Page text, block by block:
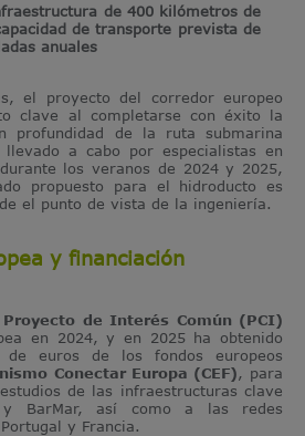
de 400 kilómetros de
de transporte prevista de
anuales
el proyecto del corredor europeo
clave al completarse con éxito la
profundidad de la ruta submarina
llevado a cabo por especialistas en
los veranos de 2024 y 2025,
propuesto para el hidroducto es
el punto de vista de la ingeniería.
y financiación
Proyecto de Interés Común (PCI)
en 2024, y en 2025 ha obtenido
euros de los fondos europeos
Conectar Europa (CEF), para
de las infraestructuras clave
y BarMar, así como a las redes
y Francia.